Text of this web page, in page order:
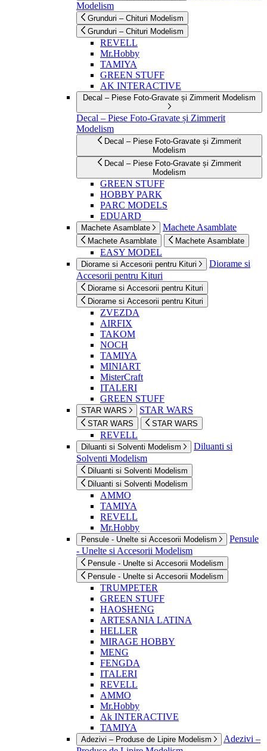
Modelism
Grunduri – Chituri Modelism
Grunduri – Chituri Modelism
REVELL
Mr.Hobby
TAMIYA
GREEN STUFF
AK INTERACTIVE
Decal – Piese Foto-Gravate și Zimmerit Modelism
Decal – Piese Foto-Gravate și Zimmerit
Modelism
Decal – Piese Foto-Gravate și Zimmerit
Modelism
Decal – Piese Foto-Gravate și Zimmerit
Modelism
GREEN STUFF
HOBBY PARK
PARC MODELS
EDUARD
Machete Asamblate Machete Asamblate
Machete Asamblate Machete Asamblate
EASY MODEL
Diorame si Accesorii pentru Kituri
Diorame si
Accesorii pentru Kituri
Diorame si Accesorii pentru Kituri
Diorame si Accesorii pentru Kituri
ZVEZDA
AIRFIX
TAKOM
NOCH
TAMIYA
MINIART
MisterCraft
ITALERI
GREEN STUFF
STAR WARS STAR WARS
STAR WARS STAR WARS
REVELL
Diluanti si Solventi Modelism
Diluanti si
Solventi Modelism
Diluanti si Solventi Modelism
Diluanti si Solventi Modelism
AMMO
TAMIYA
REVELL
Mr.Hobby
Pensule - Unelte si Accesorii Modelism
Pensule
- Unelte si Accesorii Modelism
Pensule - Unelte si Accesorii Modelism
Pensule - Unelte si Accesorii Modelism
TRUMPETER
GREEN STUFF
HAOSHENG
ARTESANIA LATINA
HELLER
MIRAGE HOBBY
MENG
FENGDA
ITALERI
REVELL
AMMO
Mr.Hobby
Ak INTERACTIVE
TAMIYA
Adezivi – Produse de Lipire Modelism
Adezivi –